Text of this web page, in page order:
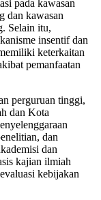
pada kawasan
dan kawasan
Selain itu,
insentif dan
keterkaitan
pemanfaatan
perguruan tinggi,
dan Kota
dan
dan
kajian ilmiah
kebijakan